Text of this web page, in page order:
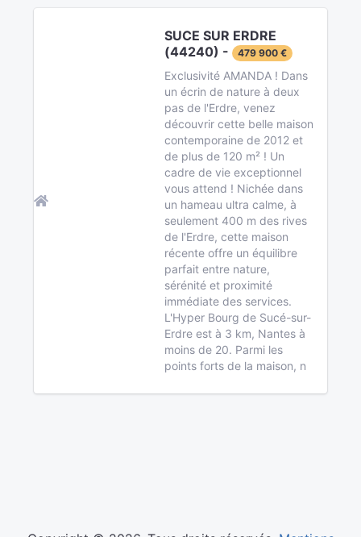
SUCE SUR ERDRE
(44240) -
479 900 €
Exclusivité AMANDA ! Dans
un écrin de nature à deux
pas de l'Erdre, venez
découvrir cette belle maison
contemporaine de 2012 et
de plus de 120 m² ! Un
cadre de vie exceptionnel
vous attend ! Nichée dans
un hameau ultra calme, à
seulement 400 m des rives
de l'Erdre, cette maison
récente offre un équilibre
parfait entre nature,
sérénité et proximité
immédiate des services.
L'Hyper Bourg de Sucé-sur-
Erdre est à 3 km, Nantes à
moins de 20. Parmi les
points forts de la maison, n